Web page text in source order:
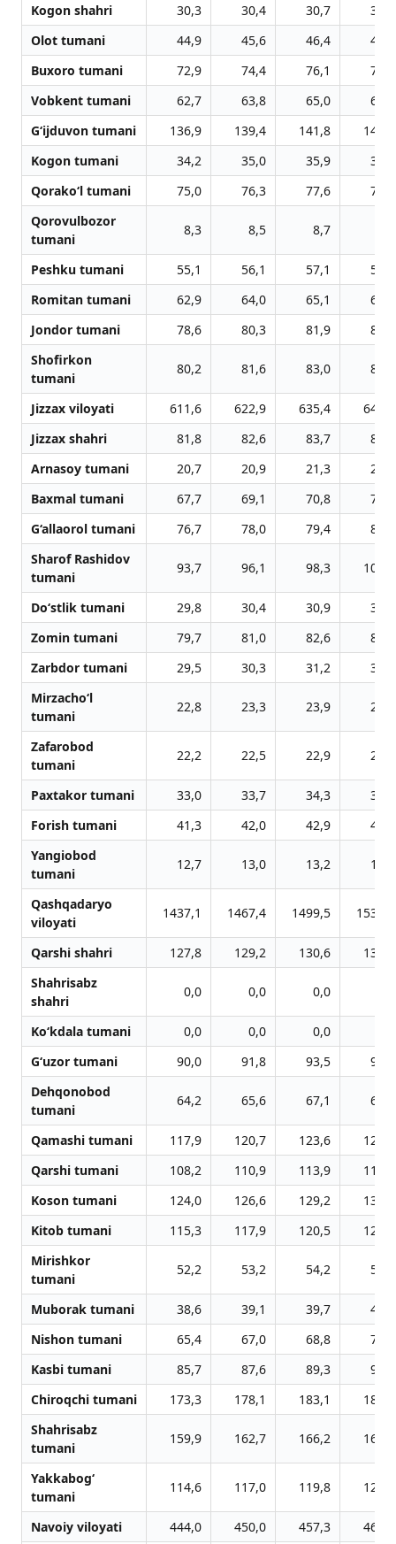
Kogon shahri
30,3 30,4 30,7
30,8
Olot tumani
44,9 45,6 46,4
47,1
Buxoro tumani
72,9 74,4 76,1
77,7
Vobkent tumani
62,7 63,8 65,0
66,1
G‘ijduvon tumani
136,9 139,4 141,8
144,5
Kogon tumani
34,2 35,0 35,9
36,6
Qorako‘l tumani
75,0 76,3 77,6
78,8
Qorovulbozor
tumani
8,3 8,5 8,7
Peshku tumani 55,1 56,1 57,1
58,0
Romitan tumani
62,9 64,0 65,1
66,1
Jondor tumani
78,6 80,3 81,9
83,6
Shofirkon
tumani
80,2 81,6 83,0 84,3
Jizzax viloyati 611,6 622,9 635,4
647,3
Jizzax shahri
81,8 82,6 83,7
84,8
Arnasoy tumani
20,7 20,9 21,3
21,7
Baxmal tumani
67,7 69,1 70,8
72,1
G‘allaorol tumani
76,7 78,0 79,4
80,7
Sharof Rashidov
tumani
93,7 96,1 98,3 100,7
Do‘stlik tumani 29,8 30,4 30,9
31,4
Zomin tumani
79,7 81,0 82,6
84,0
Zarbdor tumani
29,5 30,3 31,2
32,1
Mirzacho‘l
tumani
22,8 23,3 23,9 24,4
Zafarobod
tumani
22,2 22,5 22,9 23,3
Paxtakor tumani 33,0 33,7 34,3
35,0
Forish tumani
41,3 42,0 42,9
43,7
Yangiobod
tumani
12,7 13,0 13,2 13,4
Qashqadaryo
viloyati
1437,1 1467,4 1499,5 1530,0
Qarshi shahri 127,8 129,2 130,6
132,4
Shahrisabz
shahri
0,0 0,0 0,0
Ko‘kdala tumani 0,0 0,0 0,0
G‘uzor tumani
90,0 91,8 93,5
95,1
Dehqonobod
tumani
64,2 65,6 67,1 68,5
Qamashi tumani 117,9 120,7 123,6
126,2
Qarshi tumani
108,2 110,9 113,9
116,5
Koson tumani
124,0 126,6 129,2
131,8
Kitob tumani
115,3 117,9 120,5
123,1
Mirishkor
tumani
52,2 53,2 54,2 55,2
Muborak tumani 38,6 39,1 39,7
40,6
Nishon tumani
65,4 67,0 68,8
70,5
Kasbi tumani
85,7 87,6 89,3
90,8
Chiroqchi tumani
173,3 178,1 183,1
188,0
Shahrisabz
tumani
159,9 162,7 166,2 168,9
Yakkabog‘
tumani
114,6 117,0 119,8 122,4
Navoiy viloyati 444,0 450,0 457,3 464,9